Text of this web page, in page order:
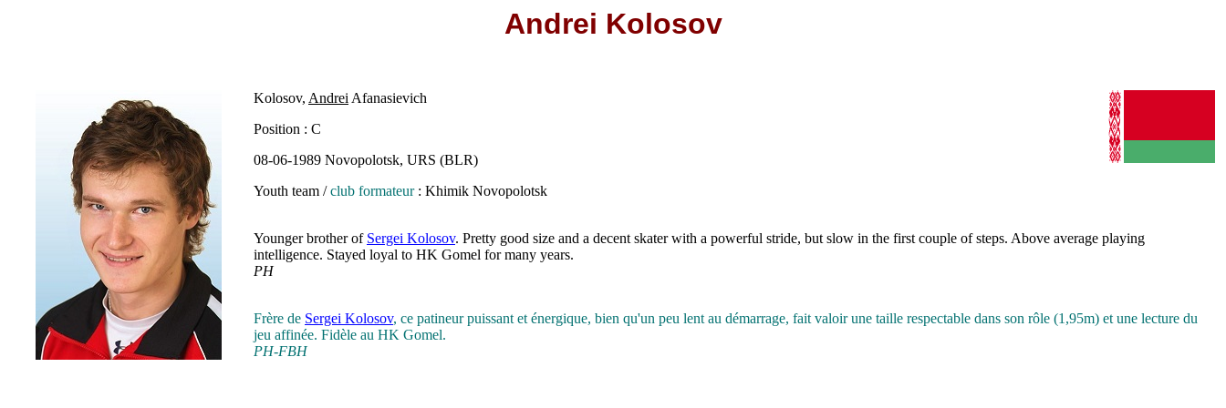
Andrei Kolosov
Kolosov, Andrei Afanasievich
Position : C
08-06-1989 Novopolotsk, URS (BLR)
Youth team /club formateur: Khimik Novopolotsk
Younger brother of Sergei Kolosov. Pretty good size and a decent skater with a powerful stride, but slow in the first couple of steps. Above average playing
intelligence. Stayed loyal to HK Gomel for many years.
PH
Frère de Sergei Kolosov, ce patineur puissant et énergique, bien qu'un peu lent au démarrage, fait valoir une taille respectable dans son rôle (1,95m) et une lecture du
jeu affinée. Fidèle au HK Gomel.
PH-FBH